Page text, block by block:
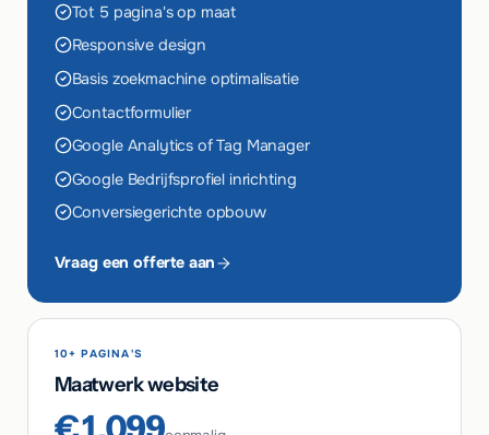
Tot 5 pagina's op maat
Responsive design
Basis zoekmachine optimalisatie
Contactformulier
Google Analytics of Tag Manager
Google Bedrijfsprofiel inrichting
Conversiegerichte opbouw
Vraag een offerte aan
10+ PAGINA'S
Maatwerk website